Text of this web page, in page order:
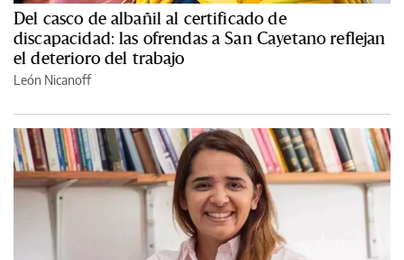
Del casco de albañil al certificado de
discapacidad: las ofrendas a San Cayetano reflejan
el deterioro del trabajo
León Nicanoff